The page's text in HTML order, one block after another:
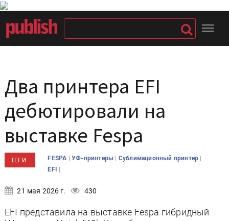
Два принтера EFI
дебютировали на
выставке Fespa
ТЕГИ FESPA | УФ-принтеры | Сублимационный принтер |
EFI |
21 мая 2026 г. 430
EFI представила на выставке Fespa гибридный